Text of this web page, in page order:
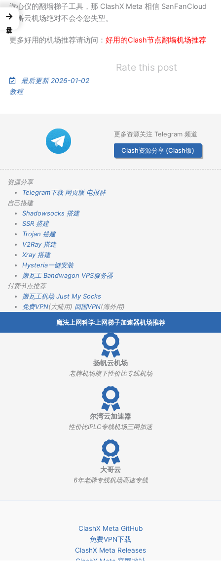
选心仪的翻墙梯子工具，那 ClashX Meta 相信 SanFanCloud
三番云机场绝对不会令您失望。
更多好用的机场推荐请访问：好用的Clash节点翻墙机场推荐
Rate this post
最后更新 2026-01-02
教程
更多资源关注 Telegram 频道
Clash资源分享 (Clash饭)
资源分享
Telegram下载 网页版 电报群
自己搭建
Shadowsocks 搭建
SSR 搭建
Trojan 搭建
V2Ray 搭建
Xray 搭建
Hysteria一键安装
搬瓦工 Bandwagon VPS服务器
付费节点推荐
搬瓦工机场 Just My Socks
免费VPN(大陆用) 回国VPN(海外用)
魔法上网科学上网梯子加速器机场推荐
扬帆云机场
老牌机场旗下性价比专线机场
尔湾云加速器
性价比IPLC专线机场三网加速
大哥云
6年老牌专线机场高速专线
ClashX Meta GitHub
免费VPN下载
ClashX Meta Releases
→